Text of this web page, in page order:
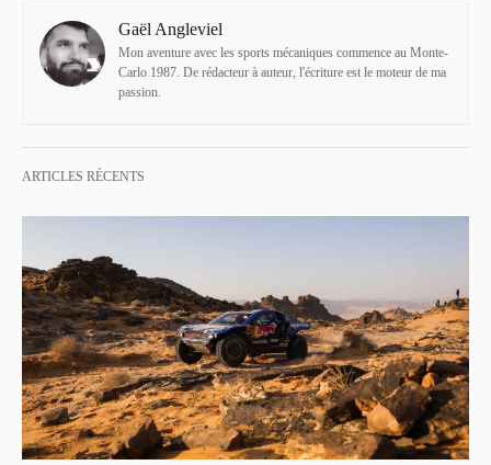
Gaël Angleviel
Mon aventure avec les sports mécaniques commence au Monte-
Carlo 1987. De rédacteur à auteur, l'écriture est le moteur de ma
passion.
ARTICLES RÉCENTS